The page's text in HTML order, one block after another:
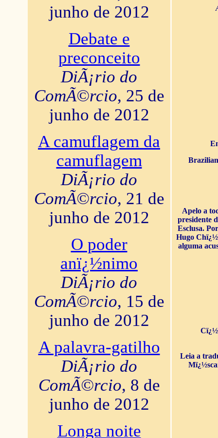
junho de 2012
Debate e
preconceito
DiÃ¡rio do
ComÃ©rcio, 25 de
junho de 2012
A camuflagem da
camuflagem
DiÃ¡rio do
ComÃ©rcio, 21 de
junho de 2012
O poder
anï¿½nimo
DiÃ¡rio do
ComÃ©rcio, 15 de
junho de 2012
A palavra-gatilho
DiÃ¡rio do
ComÃ©rcio, 8 de
junho de 2012
Longa noite
Apelo a
presidente
Esclusa.
Hugo
alguma
Leia a